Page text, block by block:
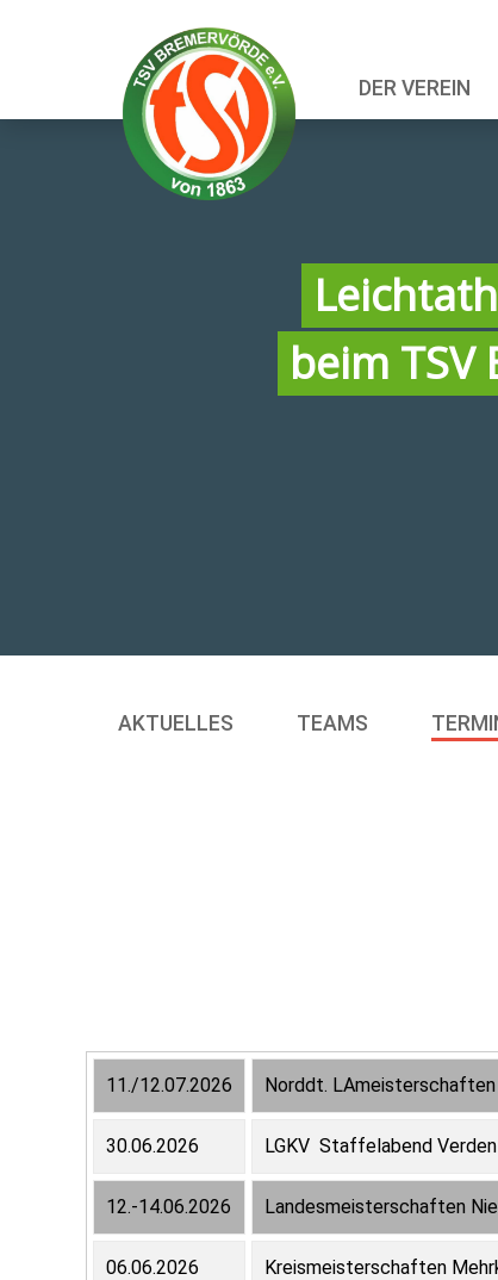
DER VEREIN
beim
AKTUELLES TEAMS
11./12.07.2026 Norddt.
30.06.2026 LGKV Staffelabend Verden
12.-14.06.2026 Landesmeisterschaften
06.06.2026 Kreismeisterschaften